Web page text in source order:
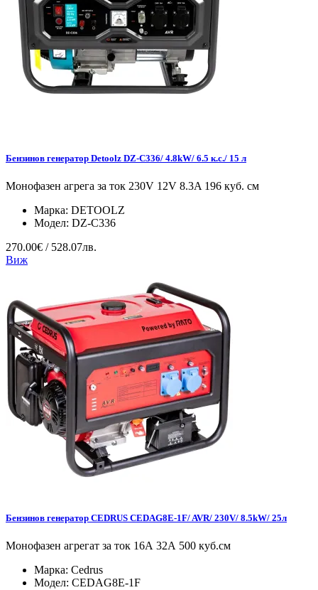
Бензинов генератор Detoolz DZ-C336/ 4.8kW/ 6.5 к.с./ 15 л
Монофазен агрега за ток 230V 12V 8.3A 196 куб. см
Марка: DETOOLZ
Модел: DZ-C336
270.00€ / 528.07лв.
Виж
Бензинов генератор CEDRUS CEDAG8E-1F/ AVR/ 230V/ 8.5kW/ 25л
Монофазен агрегат за ток 16А 32А 500 куб.см
Марка: Cedrus
Модел: CEDAG8E-1F